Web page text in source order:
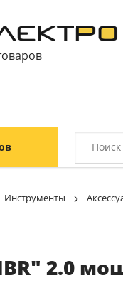
Инструменты
2.0